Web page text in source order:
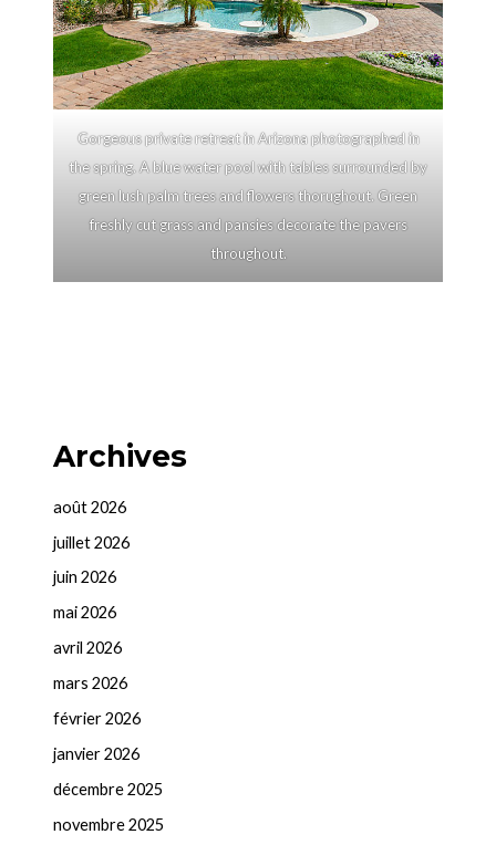
Gorgeous private retreat in Arizona photographed in
the spring. A blue water pool with tables surrounded by
green lush palm trees and flowers thorughout. Green
freshly cut grass and pansies decorate the pavers
throughout.
Archives
août 2026
juillet 2026
juin 2026
mai 2026
avril 2026
mars 2026
février 2026
janvier 2026
décembre 2025
novembre 2025